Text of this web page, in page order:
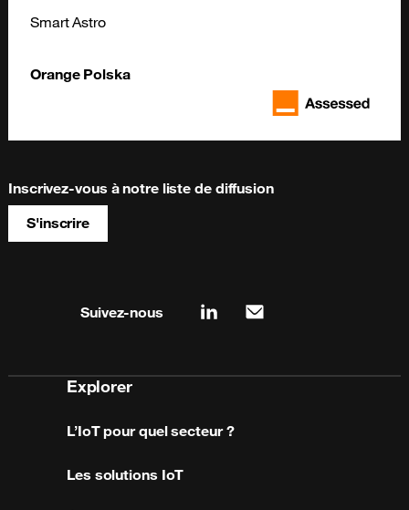
Smart Astro
Orange Polska
Inscrivez-vous à notre liste de diffusion
S'inscrire
Suivez-nous linkedinmail
Explorer
L’IoT pour quel secteur ?
Les solutions IoT